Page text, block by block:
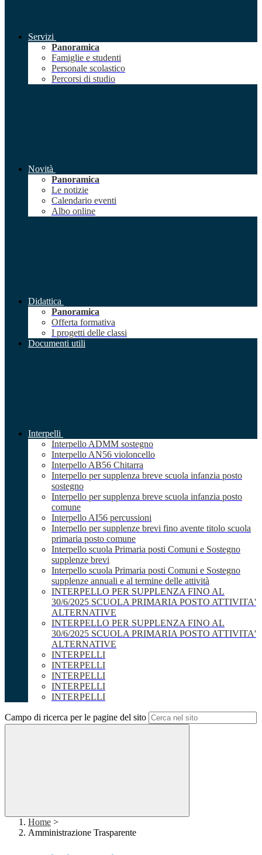
Servizi
Panoramica
Famiglie e studenti
Personale scolastico
Percorsi di studio
Novità
Panoramica
Le notizie
Calendario eventi
Albo online
Didattica
Panoramica
Offerta formativa
I progetti delle classi
Documenti utili
Interpelli
Interpello ADMM sostegno
Interpello AN56 violoncello
Interpello AB56 Chitarra
Interpello per supplenza breve scuola infanzia posto
sostegno
Interpello per supplenza breve scuola infanzia posto
comune
Interpello AI56 percussioni
Interpello per supplenze brevi fino avente titolo scuola
primaria posto comune
Interpello scuola Primaria posti Comuni e Sostegno
supplenze brevi
Interpello scuola Primaria posti Comuni e Sostegno
supplenze annuali e al termine delle attività
INTERPELLO PER SUPPLENZA FINO AL
30/6/2025 SCUOLA PRIMARIA POSTO ATTIVITA'
ALTERNATIVE
INTERPELLO PER SUPPLENZA FINO AL
30/6/2025 SCUOLA PRIMARIA POSTO ATTIVITA'
ALTERNATIVE
INTERPELLI
INTERPELLI
INTERPELLI
INTERPELLI
INTERPELLI
Campo di ricerca per le pagine del sito
Home >
Amministrazione Trasparente